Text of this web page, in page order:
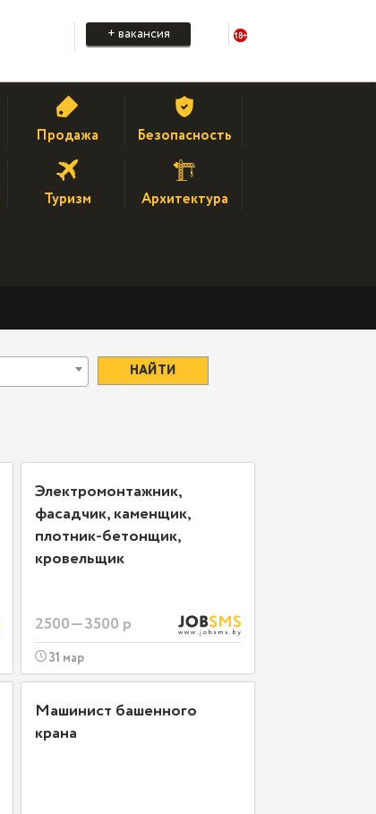
+ вакансия
Продажа Безопасность
Туризм Архитектура
Электромонтажник,
фасадчик, каменщик,
плотник-бетонщик,
кровельщик
2500—3500 р
31 мар
Машинист башенного
крана